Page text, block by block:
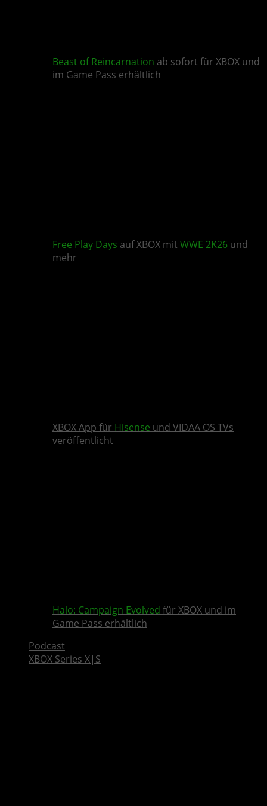
Beast of Reincarnation ab sofort für XBOX und
im Game Pass erhältlich
Free Play Days auf XBOX mit WWE 2K26 und
mehr
XBOX App für Hisense und VIDAA OS TVs
veröffentlicht
Halo: Campaign Evolved für XBOX und im
Game Pass erhältlich
Podcast
XBOX Series X|S